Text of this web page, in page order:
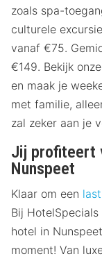
zoals spa-
culturele
vanaf €75.
€149. Bekijk
en maak je
met familie,
zal zeker aan je
Jij profiteert
Nunspeet
Klaar om een
Bij
hotel in
moment! Van